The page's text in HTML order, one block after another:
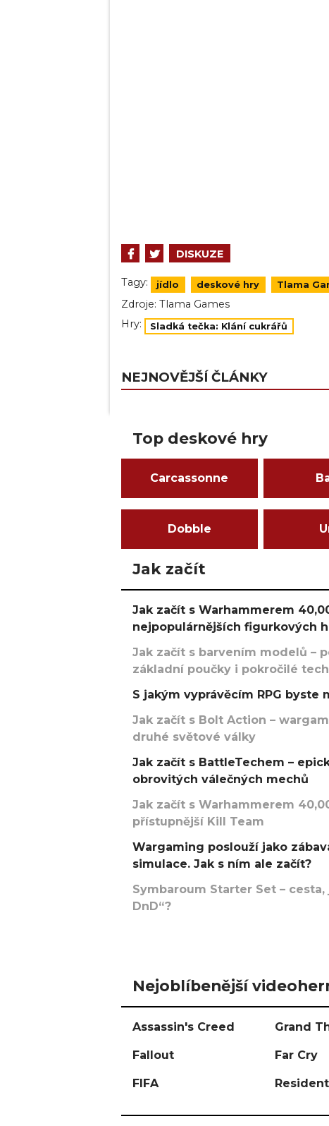
DISKUZE
Tagy: jídlo deskové hry Tlama
Zdroje: Tlama Games
Hry:
Sladká tečka: Klání cukrářů
NEJNOVĚJŠÍ ČLÁNKY
Top deskové hry
Carcassonne
Dobble
Jak začít
Jak začít s Warhammerem
nejpopulárnějších figurkových
Jak začít s barvením modelů –
základní poučky i pokročilé
S jakým vyprávěcím RPG byste
Jak začít s Bolt Action –
druhé světové války
Jak začít s BattleTechem –
obrovitých válečných mechů
Jak začít s Warhammerem
přístupnější Kill Team
Wargaming poslouží jako
simulace. Jak s ním ale začít?
Symbaroum Starter Set –
DnD“?
Nejoblíbenější
Assassin's Creed Grand
Fallout Far Cry
FIFA Resident